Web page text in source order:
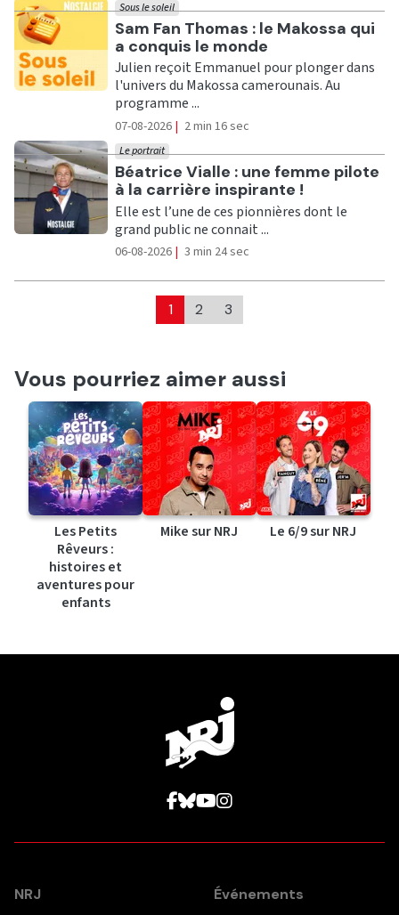
Ecouter
Sam Fan Thomas : le Makossa qui
a conquis le monde
Sous le soleil
Julien reçoit Emmanuel pour plonger dans
l'univers du Makossa camerounais. Au
programme ...
07-08-2026 | 2 min 16 sec
Ecouter
Béatrice Vialle : une femme pilote
à la carrière inspirante !
Le portrait
Elle est l’une de ces pionnières dont le
grand public ne connait ...
06-08-2026 | 3 min 24 sec
1 2 3
Vous pourriez aimer aussi
Les Petits
Rêveurs :
histoires et
aventures pour
enfants
Mike sur NRJ Le 6/9 sur NRJ
NRJ Événements